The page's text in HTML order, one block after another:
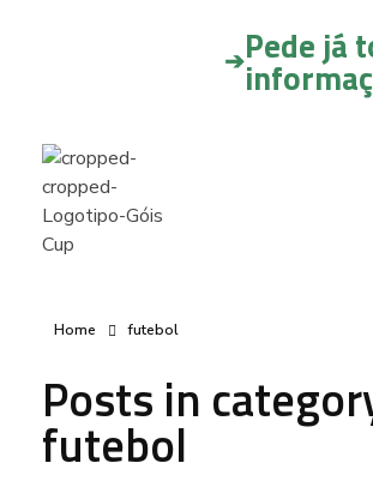
➔Pede já
Home futebol
Posts in
futebol